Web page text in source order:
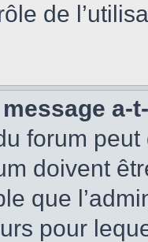
de
a-
forum
doivent
que
pour